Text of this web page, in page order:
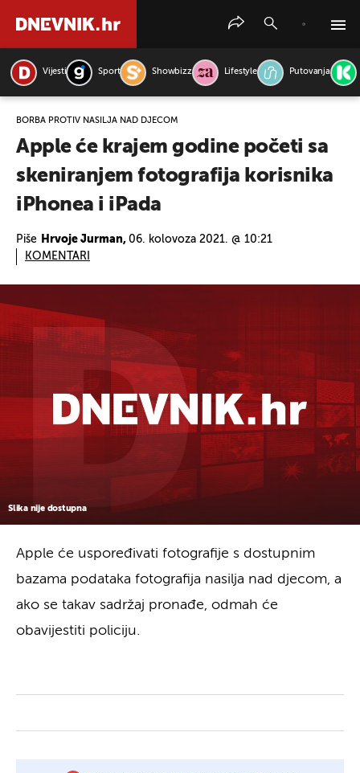
Vijesti Sport Showbizz Lifestyle Putovanja
BORBA PROTIV NASILJA NAD DJECOM
Apple će krajem godine početi sa
skeniranjem fotografija korisnika
iPhonea i iPada
Piše Hrvoje Jurman, 06. kolovoza 2021. @ 10:21
KOMENTARI
Slika nije dostupna
Apple će uspoređivati fotografije s dostupnim
bazama podataka fotografija nasilja nad djecom, a
ako se takav sadržaj pronađe, odmah će
obavijestiti policiju.
PRETRAŽITE VIJESTI